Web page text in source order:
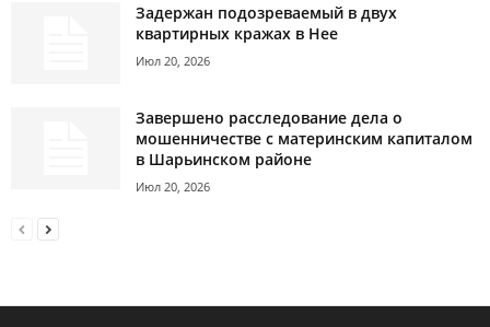
Задержан подозреваемый в двух
квартирных кражах в Нее
Июл 20, 2026
Завершено расследование дела о
мошенничестве с материнским капиталом
в Шарьинском районе
Июл 20, 2026